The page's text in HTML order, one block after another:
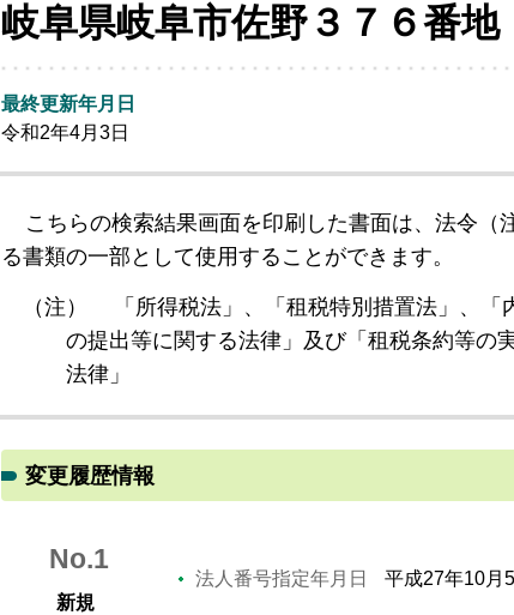
岐阜県岐阜市佐野３７６番地
最終更新年月日
令和2年4月3日
こちらの検索結果画面を印刷した書面は、法令
る書類の一部として使用することができます。
（注）
「所得税法」、「租税特別措置法」、
の提出等に関する法律」及び「租税条約等の
法律」
変更履歴情報
No.1
新規
法人番号指定年月日 平成27年10月